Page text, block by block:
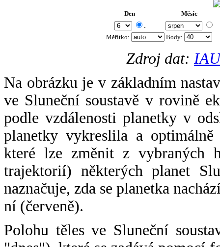
Den Měsíc
.
Měřítko: Body:
Zdroj dat:
Na obrázku je v základním
ve Sluneční soustavě v rovině
podle vzdálenosti planetky v
planetky vykreslila a
které lze změnit z vybraných
trajektorií) některých planet
naznačuje, zda se planetka
ní (červeně).
Polohu těles ve Sluneční